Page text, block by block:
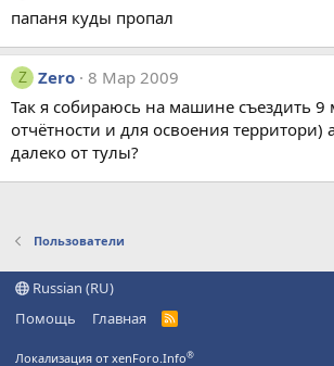
папаня куды пропал
Z Zero 8 Мар 2009
Так я собираюсь на машине съездить 9
отчётности и для освоения территори)
далеко от тулы?
Пользователи
Russian (RU)
Помощь
Главная
R
Локализация от xenForo.Info®